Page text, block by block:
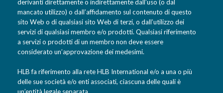
derivanti direttamente o indirettamente dall’uso (o dal
mancato utilizzo) o dall’affidamento sul contenuto di questo
sito Web o di qualsiasi sito Web di terzi, o dall’utilizzo dei
servizi di qualsiasi membro e/o prodotti. Qualsiasi riferimento
a servizi o prodotti di un membro non deve essere
considerato un’approvazione dei medesimi.
HLB fa riferimento alla rete HLB International e/o a una o più
delle sue società e/o enti associati, ciascuna delle quali è